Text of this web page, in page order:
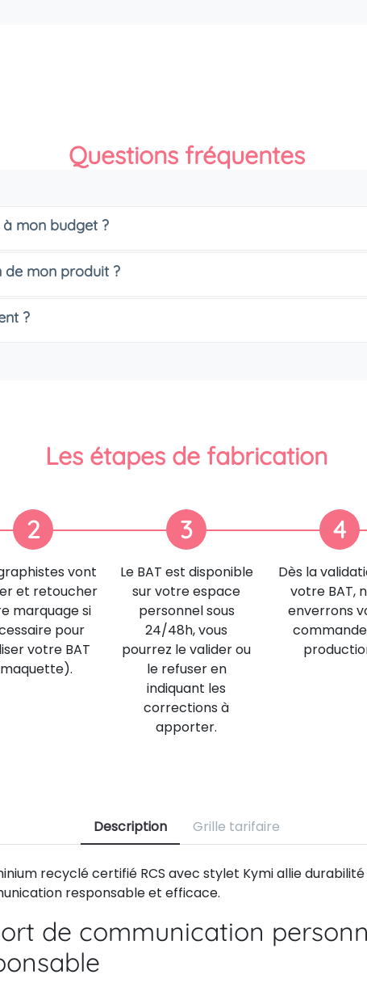
Questions fréquentes
mon budget ?
de mon produit ?
?
Les étapes de fabrication
2
vont
et retoucher
marquage si
pour
votre BAT
3
Le BAT est disponible
sur votre espace
personnel sous
24/48h, vous
pourrez le valider ou
le refuser en
indiquant les
corrections à
apporter.
4
Dès la
votre BAT,
enverrons
Description Grille tarifaire
recyclé certifié RCS avec stylet Kymi allie
responsable et efficace.
de communication